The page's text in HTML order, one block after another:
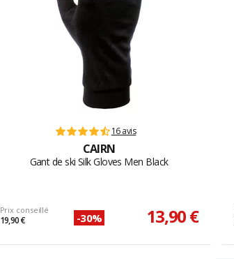
16 avis
CAIRN
Gant de ski Silk Gloves Men Black
Prix conseillé
19,90 € -30% 13,90 €